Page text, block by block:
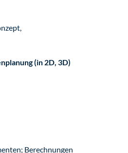
(in 2D, 3D)
Berechnungen